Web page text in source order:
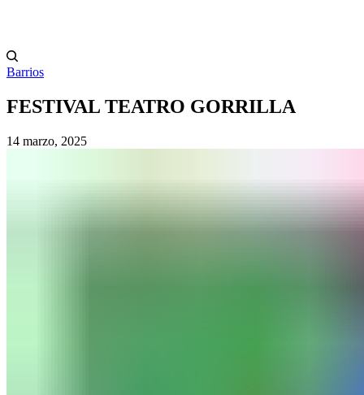
Barrios
FESTIVAL TEATRO GORRILLA
14 marzo, 2025